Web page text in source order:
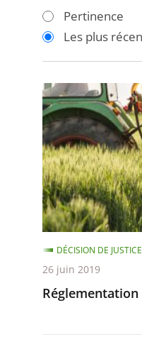
filtres
après
filtres
avant
Pertinence
Les plus
Réglementation
de
l'usage
des
pesticides
DÉCISION DE JUSTICE
26 juin 2019